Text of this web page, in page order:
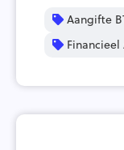
Aangifte
Financieel